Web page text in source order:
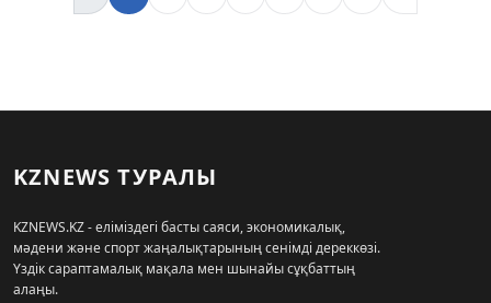
KZNEWS ТУРАЛЫ
KZNEWS.KZ - еліміздегі басты саяси, экономикалық,
мәдени және спорт жаңалықтарының сенімді дереккөзі.
Үздік сараптамалық мақала мен шынайы сұқбаттың
алаңы.